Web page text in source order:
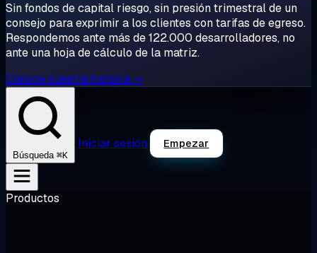
Sin fondos de capital riesgo, sin presión trimestral de un
consejo para exprimir a los clientes con tarifas de egreso.
Respondemos ante más de 122.000 desarrolladores, no
ante una hoja de cálculo de la matriz.
Conoce nuestra historia →
Búsqueda ⌘K
Iniciar sesión Empezar
Productos